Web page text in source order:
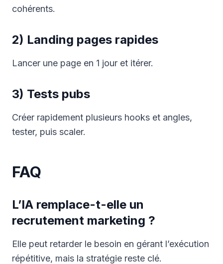
cohérents.
2) Landing pages rapides
Lancer une page en 1 jour et itérer.
3) Tests pubs
Créer rapidement plusieurs hooks et angles,
tester, puis scaler.
FAQ
L’IA remplace-t-elle un
recrutement marketing ?
Elle peut retarder le besoin en gérant l’exécution
répétitive, mais la stratégie reste clé.